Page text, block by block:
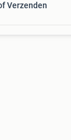
Verzenden